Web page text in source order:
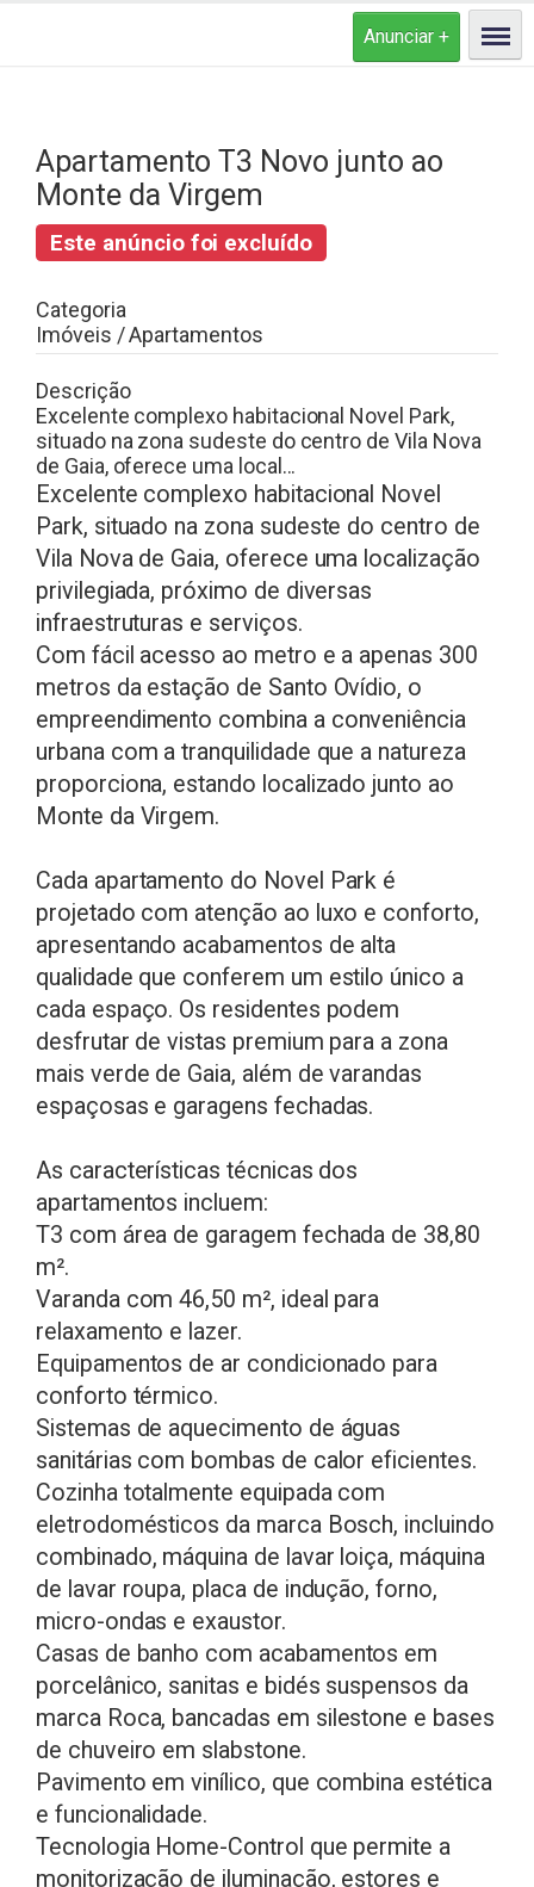
Apartamento T3 Novo junto ao
Monte da Virgem
Este anúncio foi excluído
Categoria
Imóveis / Apartamentos
Descrição
Excelente complexo habitacional Novel Park,
situado na zona sudeste do centro de Vila Nova
de Gaia, oferece uma local...
Excelente complexo habitacional Novel
Park, situado na zona sudeste do centro de
Vila Nova de Gaia, oferece uma localização
privilegiada, próximo de diversas
infraestruturas e serviços.
Com fácil acesso ao metro e a apenas 300
metros da estação de Santo Ovídio, o
empreendimento combina a conveniência
urbana com a tranquilidade que a natureza
proporciona, estando localizado junto ao
Monte da Virgem.
Cada apartamento do Novel Park é
projetado com atenção ao luxo e conforto,
apresentando acabamentos de alta
qualidade que conferem um estilo único a
cada espaço. Os residentes podem
desfrutar de vistas premium para a zona
mais verde de Gaia, além de varandas
espaçosas e garagens fechadas.
As características técnicas dos
apartamentos incluem:
T3 com área de garagem fechada de 38,80
m².
Varanda com 46,50 m², ideal para
relaxamento e lazer.
Equipamentos de ar condicionado para
conforto térmico.
Sistemas de aquecimento de águas
sanitárias com bombas de calor eficientes.
Cozinha totalmente equipada com
eletrodomésticos da marca Bosch, incluindo
combinado, máquina de lavar loiça, máquina
de lavar roupa, placa de indução, forno,
micro-ondas e exaustor.
Casas de banho com acabamentos em
porcelânico, sanitas e bidés suspensos da
marca Roca, bancadas em silestone e bases
de chuveiro em slabstone.
Pavimento em vinílico, que combina estética
e funcionalidade.
Tecnologia Home-Control que permite a
monitorização de iluminação, estores e